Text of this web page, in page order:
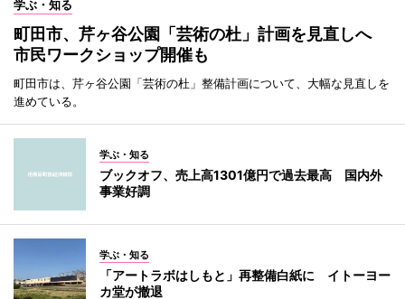
学ぶ・知る
町田市、芹ヶ谷公園「芸術の杜」計画を見直しへ
市民ワークショップ開催も
町田市は、芹ヶ谷公園「芸術の杜」整備計画について、大幅な見直しを
進めている。
学ぶ・知る
ブックオフ、売上高1301億円で過去最高 国内外
事業好調
学ぶ・知る
「アートラボはしもと」再整備白紙に イトーヨー
カ堂が撤退